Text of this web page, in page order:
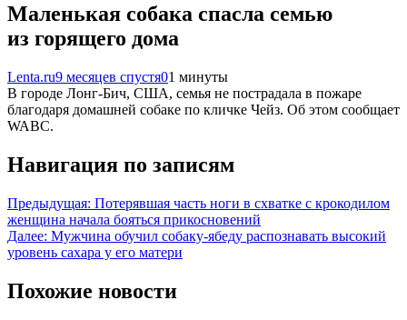
Маленькая собака спасла семью
из горящего дома
Lenta.ru9 месяцев спустя01 минуты
В городе Лонг-Бич, США, семья не пострадала в пожаре
благодаря домашней собаке по кличке Чейз. Об этом сообщает
WABC.
Навигация по записям
Предыдущая: Потерявшая часть ноги в схватке с крокодилом
женщина начала бояться прикосновений
Далее: Мужчина обучил собаку-ябеду распознавать высокий
уровень сахара у его матери
Похожие новости